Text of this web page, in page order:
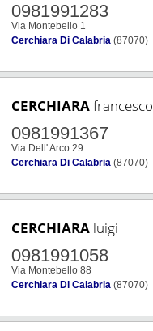
0981991283
Via Montebello 1
Cerchiara Di Calabria (87070)
CERCHIARAfrancesco
0981991367
Via Dell' Arco 29
Cerchiara Di Calabria (87070)
CERCHIARA luigi
0981991058
Via Montebello 88
Cerchiara Di Calabria (87070)